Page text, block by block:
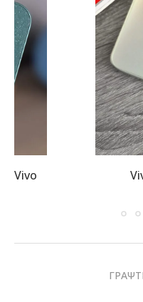
Vivo X300 Ultra